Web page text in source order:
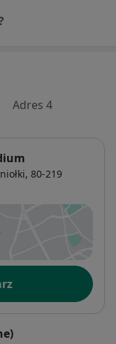
Adres 4
, 80-219
w nowej karcie